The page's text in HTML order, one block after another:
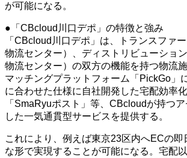
が可能になる。
●「CBcloud川口デポ」の特徴と強み
「CBcloud川口デポ」は、トランスファ
物流センター）、ディストリビューショ
物流センター）の双方の機能を持つ物流
マッチングプラットフォーム「PickGo」
に合わせた仕様に自社開発した宅配効率
「SmaRyuポスト」等、CBcloudが持つ
した一気通貫型サービスを提供する。
これにより、例えば東京23区内へECの即
な形で実現することが可能になる。宅配